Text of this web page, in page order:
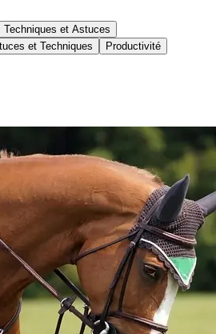
Techniques et Astuces
et Techniques Productivité